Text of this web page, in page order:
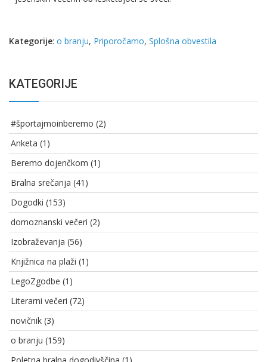
Kategorije: o branju, Priporočamo, Splošna obvestila
KATEGORIJE
#športajmoinberemo (2)
Anketa (1)
Beremo dojenčkom (1)
Bralna srečanja (41)
Dogodki (153)
domoznanski večeri (2)
Izobraževanja (56)
Knjižnica na plaži (1)
LegoZgodbe (1)
Literarni večeri (72)
novičnik (3)
o branju (159)